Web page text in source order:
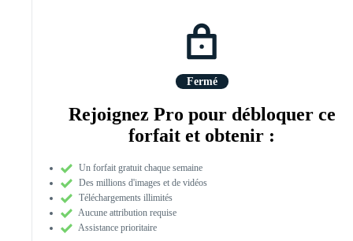
Fermé
Rejoignez Pro pour débloquer ce
forfait et obtenir :
Un forfait gratuit chaque semaine
Des millions d'images et de vidéos
Téléchargements illimités
Aucune attribution requise
Assistance prioritaire